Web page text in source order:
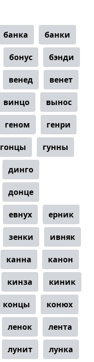
банка банки
бонус бэнди
венед венет
винцо вынос
геном генри
гонцы гунны
динго
донце
евнух ерник
зенки ивняк
канна канон
кинза киник
концы конюх
ленок лента
лунит лунка